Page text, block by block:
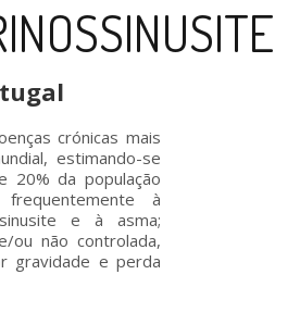
crónicas mais
estimando-se
20% da população
frequentemente à
e à asma;
ou não controlada,
gravidade e perda